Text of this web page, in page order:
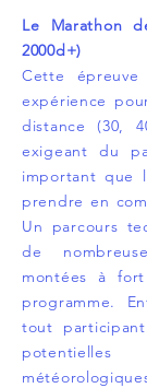
Le Marathon
2000d+)
Cette
expérience
distance (30,
exigeant du
important que
prendre en
Un parcours
de
montées à
programme.
tout